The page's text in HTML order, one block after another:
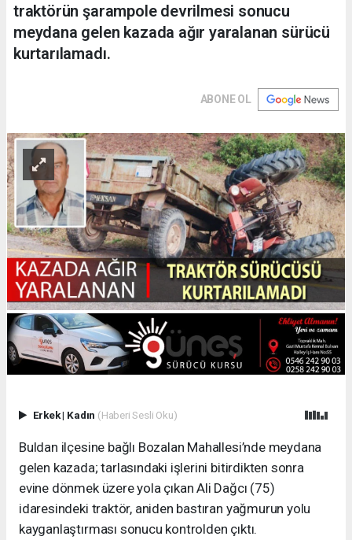
traktörün şarampole devrilmesi sonucu
meydana gelen kazada ağır yaralanan sürücü
kurtarılamadı.
ABONE OL
Erkek| Kadın (Haberi Sesli Oku)
Buldan ilçesine bağlı Bozalan Mahallesi’nde meydana
gelen kazada; tarlasındaki işlerini bitirdikten sonra
evine dönmek üzere yola çıkan Ali Dağcı (75)
idaresindeki traktör, aniden bastıran yağmurun yolu
kayganlaştırması sonucu kontrolden çıktı.